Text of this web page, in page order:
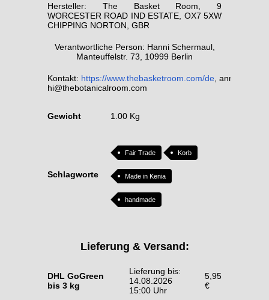
Hersteller: The Basket Room, 9
WORCESTER ROAD IND ESTATE, OX7 5XW
CHIPPING NORTON, GBR
Verantwortliche Person: Hanni Schermaul,
Manteuffelstr. 73, 10999 Berlin
Kontakt: https://www.thebasketroom.com/de
hi@thebotanicalroom.com
Gewicht 1.00 Kg
Schlagworte
Fair Trade Korb
Made in Kenia
handmade
Lieferung & Versand:
DHL GoGreen
bis 3 kg
Lieferung bis:
14.08.2026
15:00 Uhr
5,95
€